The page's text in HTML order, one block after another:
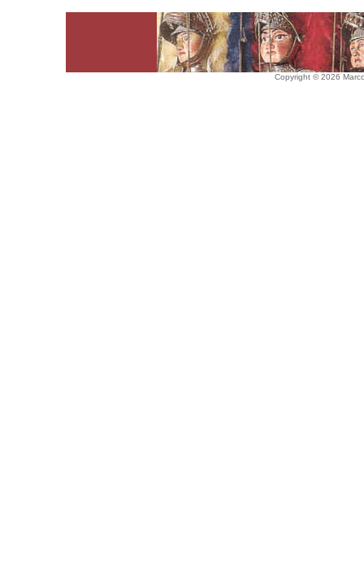
Copyright © 2026